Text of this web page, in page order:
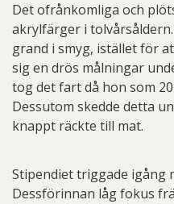
Det ofrånkomliga och
akrylfärger i
grand i smyg, istället för
sig en drös målningar
tog det fart då hon som
Dessutom skedde detta
knappt räckte till mat.
Stipendiet triggade igång
Dessförinnan låg fokus